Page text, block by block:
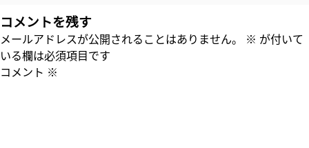
コメントを残す
メールアドレスが公開されることはありません。 ※ が付いて
いる欄は必須項目です
コメント ※